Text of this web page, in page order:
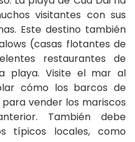
visitantes con sus
Este destino también
(casas flotantes de
restaurantes de
playa. Visite el mar al
cómo los barcos de
vender los mariscos
También debe
típicos locales, como